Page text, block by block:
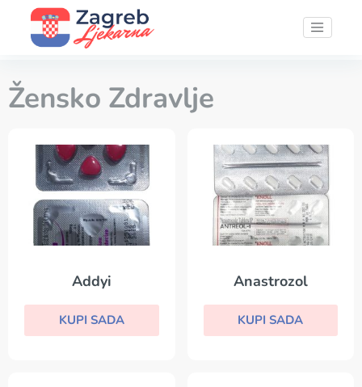
Žensko Zdravlje
Addyi
KUPI SADA
Anastrozol
KUPI SADA